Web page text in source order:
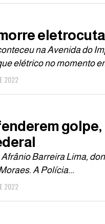
na Avenida do
elétrico no momento
2022
Afrânio Barreira Lima,
A Polícia...
2022